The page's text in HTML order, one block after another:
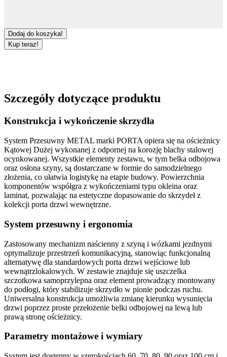
Dodaj do koszyka!
Kup teraz!
Szczegóły dotyczące produktu
Konstrukcja i wykończenie skrzydła
System Przesuwny METAL marki PORTA opiera się na ościeżnicy
Kątowej Dużej wykonanej z odpornej na korozję blachy stalowej
ocynkowanej. Wszystkie elementy zestawu, w tym belka odbojowa
oraz osłona szyny, są dostarczane w formie do samodzielnego
złożenia, co ułatwia logistykę na etapie budowy. Powierzchnia
komponentów współgra z wykończeniami typu okleina oraz
laminat, pozwalając na estetyczne dopasowanie do skrzydeł z
kolekcji porta drzwi wewnętrzne.
System przesuwny i ergonomia
Zastosowany mechanizm naścienny z szyną i wózkami jezdnymi
optymalizuje przestrzeń komunikacyjną, stanowiąc funkcjonalną
alternatywę dla standardowych porta drzwi wejściowe lub
wewnątrzlokalowych. W zestawie znajduje się uszczelka
szczotkowa samoprzylepna oraz element prowadzący montowany
do podłogi, który stabilizuje skrzydło w pionie podczas ruchu.
Uniwersalna konstrukcja umożliwia zmianę kierunku wysunięcia
drzwi poprzez proste przełożenie belki odbojowej na lewą lub
prawą stronę ościeżnicy.
Parametry montażowe i wymiary